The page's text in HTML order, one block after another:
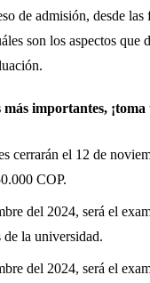
de admisión, desde las
son los aspectos que
más importantes,
cerrarán el 12 de
COP.
del 2024, será el
de la universidad.
del 2024, será el